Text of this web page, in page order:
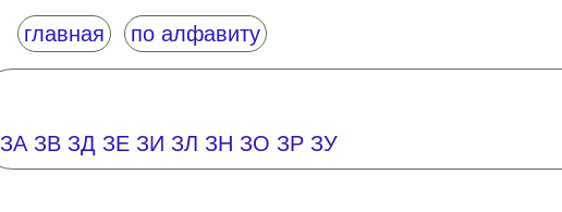
главная по алфавиту
ЗА ЗВ ЗД ЗЕ ЗИ ЗЛ ЗН ЗО ЗР ЗУ